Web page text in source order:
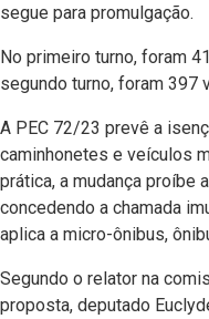
segue para promulgação.
No primeiro turno, foram
segundo turno, foram 397
A PEC 72/23 prevê a
caminhonetes e veículos
prática, a mudança proíbe
concedendo a chamada
aplica a micro-ônibus,
Segundo o relator na
proposta, deputado